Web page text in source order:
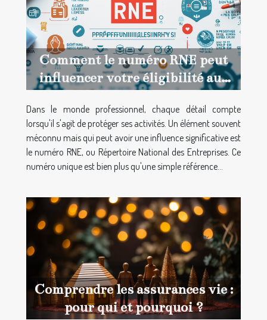
Comment le numéro RNE peut
influencer votre éligibilité aux
assurances professionnelles
Dans le monde professionnel, chaque détail compte
lorsqu'il s'agit de protéger ses activités. Un élément souvent
méconnu mais qui peut avoir une influence significative est
le numéro RNE, ou Répertoire National des Entreprises. Ce
numéro unique est bien plus qu'une simple référence...
Comprendre les assurances vie :
pour qui et pourquoi ?